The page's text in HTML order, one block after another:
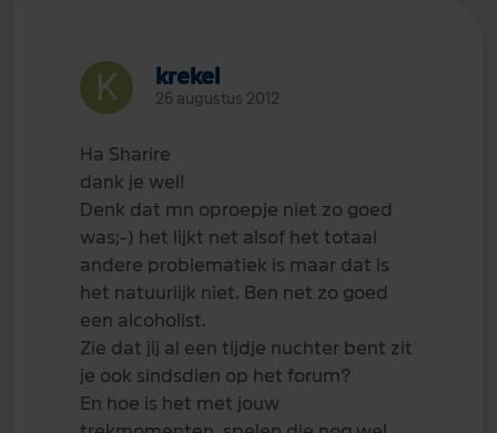
krekel
26 augustus 2012
Ha Sharire
dank je wel!
Denk dat mn oproepje niet zo goed
was;-) het lijkt net alsof het totaal
andere problematiek is maar dat is
het natuurlijk niet. Ben net zo goed
een alcoholist.
Zie dat jij al een tijdje nuchter bent zit
je ook sindsdien op het forum?
En hoe is het met jouw